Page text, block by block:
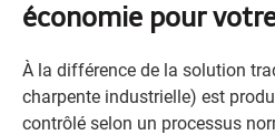
économie pour
À la différence de la solution
charpente industrielle) est
contrôlé selon un processus